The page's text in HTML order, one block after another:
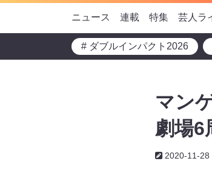
ニュース 連載 特集 芸人ラ
# ダブルインパクト2026
マン
劇場6
2020-11-28